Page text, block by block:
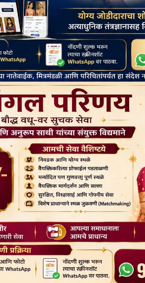
कवी विनायकदादा पठारे यांच्या ७४ व्या
“ संयुक्त जयंती उत्सव “
August 13, 2022 buddhistbharat
” माझी दहा भाषणे आणि माझ्या शाहिरांचं एक गाणे
श्रावण पौर्णिमा ( सावणो )
August 12, 2022 buddhistbharat
श्रावण पौर्णिमा ( सावणो ) पुढील तीन घटनांसाठी
पौर्णिमेस सदैव स्मरण...
पूज्य भदन्त नागसेन जी औंगाबाद यांची